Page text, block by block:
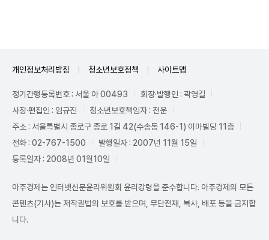
개인정보처리방침 청소년보호정책 사이트맵
정기간행등록번호 : 서울 아 00493
회장·발행인 : 곽영길
사장·편집인 : 임규진
청소년보호책임자 : 전운
주소 : 서울특별시 종로구 종로 1길 42(수송동 146-1) 이마빌딩 11층
전화 : 02-767-1500
발행일자 : 2007년 11월 15일
등록일자 : 2008년 01월10일
아주경제는 인터넷신문윤리위원회 윤리강령을 준수합니다. 아주경제의 모든
콘텐츠(기사)는 저작권법의 보호를 받으며, 무단전재, 복사, 배포 등을 금지합
니다.